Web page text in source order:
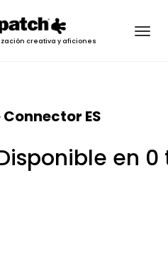
creativa y aficiones
ES
en